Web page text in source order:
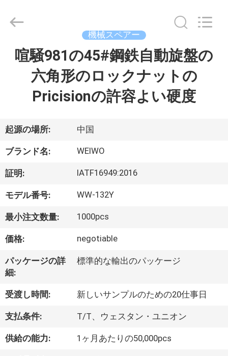
ダ
ク
ト
私
に
つ
い
て
工
Ningbo
Co.,Ltd..
機械スペアー
喧騒981の45#鋼鉄自動旋盤の
六角形のロックナットの
Pricisionの許容よい硬度
起源の場所: 中国
ブランド名: WEIWO
証明: IATF16949:2016
モデル番号: WW-132Y
最小注文数量: 1000pcs
価格: negotiable
パッケージの詳
細:
標準的な輸出のパッケージ
受渡し時間: 新しいサンプルのための20仕事日
支払条件: T/T、ウェスタン・ユニオン
供給の能力: 1ヶ月あたりの50,000pcs